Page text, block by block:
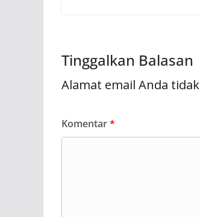
Tinggalkan Balasan
Alamat email Anda
Komentar*